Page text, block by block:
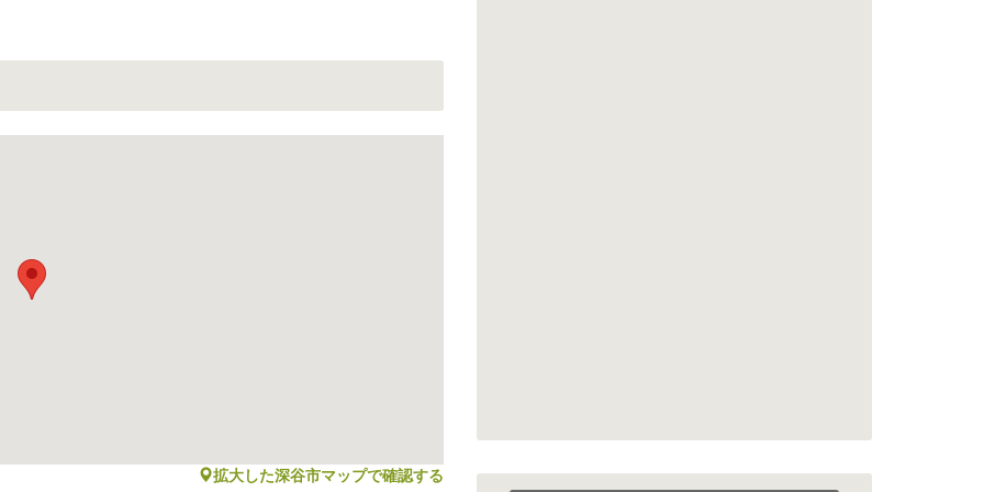
map
拡大した深谷市マップで確認する